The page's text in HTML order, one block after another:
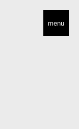
menu